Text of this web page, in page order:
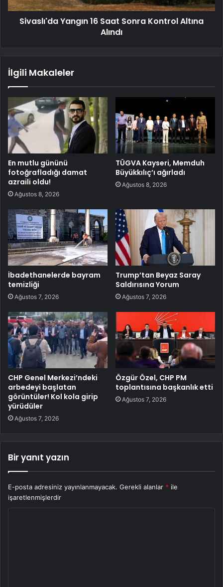
Sivaslı'da Yangın 16 Saat Sonra Kontrol Altına
Alındı
İlgili Makaleler
En mutlu gününü
fotoğrafladığı damat
azraili oldu!
Ağustos 8, 2026
TÜGVA Kayseri, Memduh
Büyükkılıç’ı ağırladı
Ağustos 8, 2026
İbadethanelerde bayram
temizliği
Ağustos 7, 2026
Trump’tan Beyaz Saray
Saldırısına Yorum
Ağustos 7, 2026
CHP Genel Merkezi’ndeki
arbedeyi başlatan
görüntüler! Kol kola girip
yürüdüler
Ağustos 7, 2026
Özgür Özel, CHP PM
toplantısına başkanlık etti
Ağustos 7, 2026
Bir yanıt yazın
E-posta adresiniz yayınlanmayacak. Gerekli alanlar * ile
işaretlenmişlerdir